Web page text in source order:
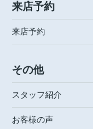
来店予約
来店予約
その他
スタッフ紹介
お客様の声